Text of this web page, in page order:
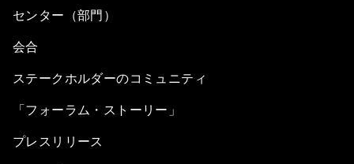
センター（部門）
会合
ステークホルダーのコミュニティ
「フォーラム・ストーリー」
プレスリリース